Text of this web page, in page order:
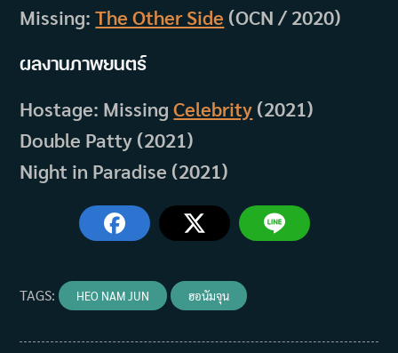
Missing:The Other Side (OCN / 2020)
ผลงานภาพยนตร์
Hostage: MissingCelebrity (2021)
Double Patty (2021)
Night in Paradise (2021)
TAGS: HEO NAM JUN ฮอนัมจุน